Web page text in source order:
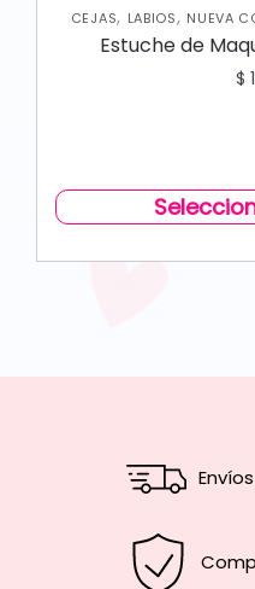
CEJAS, LABIOS, NUEVA
Estuche de
$